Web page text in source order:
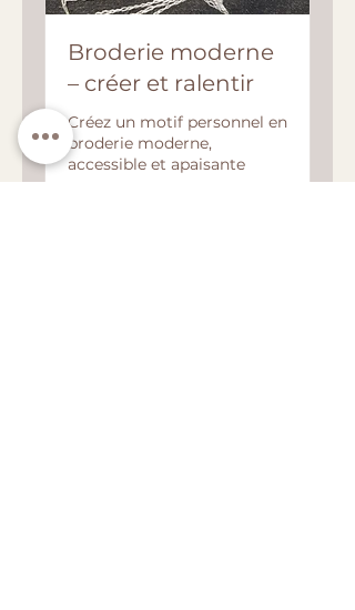
Broderie moderne
– créer et ralentir
Créez un motif personnel en
broderie moderne,
accessible et apaisante